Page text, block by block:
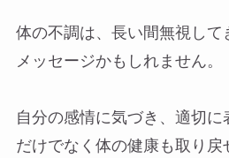
体の不調は、長い間無視して
メッセージかもしれません。
自分の感情に気づき、適切
だけでなく体の健康も取り